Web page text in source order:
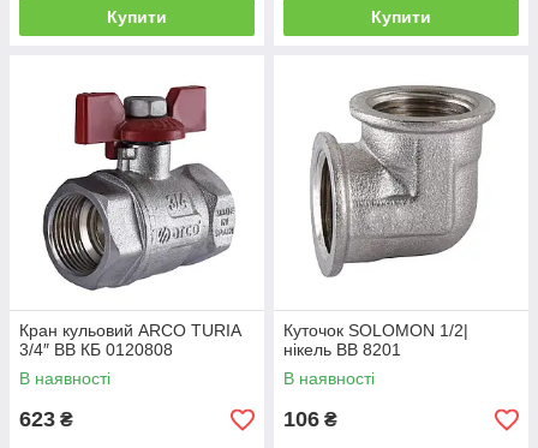
Купити Купити
Кран кульовий ARCO TURIA
3/4″ ВВ КБ 0120808
В наявності
623 ₴
Куточок SOLOMON 1/2|
нікель ВВ 8201
В наявності
106 ₴